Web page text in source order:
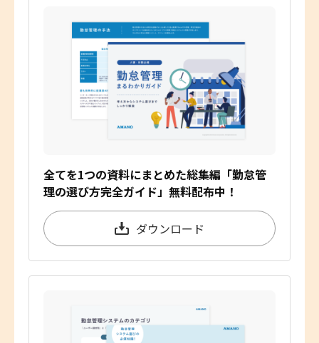
全てを1つの資料にまとめた総集編「勤怠管
理の選び方完全ガイド」無料配布中！
ダウンロード